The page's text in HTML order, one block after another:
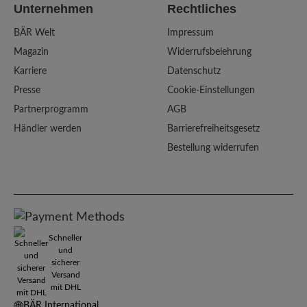
Unternehmen
BÄR Welt
Magazin
Karriere
Presse
Partnerprogramm
Händler werden
Rechtliches
Impressum
Widerrufsbelehrung
Datenschutz
Cookie-Einstellungen
AGB
Barrierefreiheitsgesetz
Bestellung widerrufen
Schneller
und
sicherer
Versand
mit DHL